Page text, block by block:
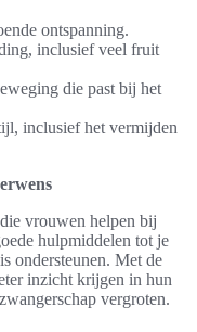
ontspanning.
inclusief veel fruit
die past bij het
inclusief het vermijden
vrouwen helpen bij
hulpmiddelen tot je
ondersteunen. Met de
inzicht krijgen in hun
vergroten.